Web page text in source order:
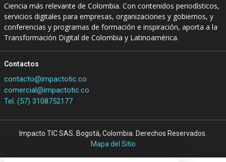
Ciencia más relevante de Colombia. Con contenidos periodísticos,
servicios digitales para empresas, organizaciones y gobiernos, y
conferencias y programas de formación e inspiración, aporta a la
Transformación Digital de Colombia y Latinoamérica.
Contactos
contacto@impactotic.co
comercial@impactotic.co
Tel. (57) 3108752177
Impacto TIC SAS. Bogotá, Colombia. Derechos Reservados.
Mapa del Sitio